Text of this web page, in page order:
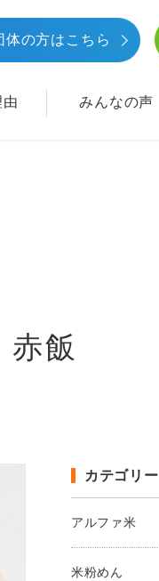
体の方はこちら
みんなの声
飯
カテゴリー
アルファ米
米粉めん